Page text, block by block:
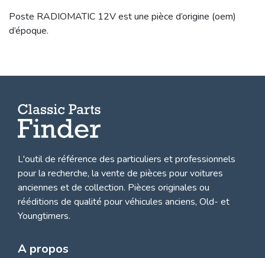
Poste RADIOMATIC 12V est une pièce d’origine (oem)
d’époque.
L'outil de référence des particuliers et professionnels
pour la recherche, la vente de pièces pour voitures
anciennes et de collection. Pièces originales ou
rééditions de qualité pour véhicules anciens, Old- et
Youngtimers.
A propos